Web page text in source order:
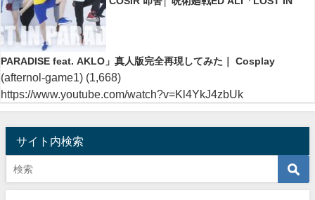
PARADISE feat. AKLO」真人版完全再現してみた｜ Cosplay
(afternol-game1) (1,668)
https://www.youtube.com/watch?v=Kl4YkJ4zbUk
サイト内検索